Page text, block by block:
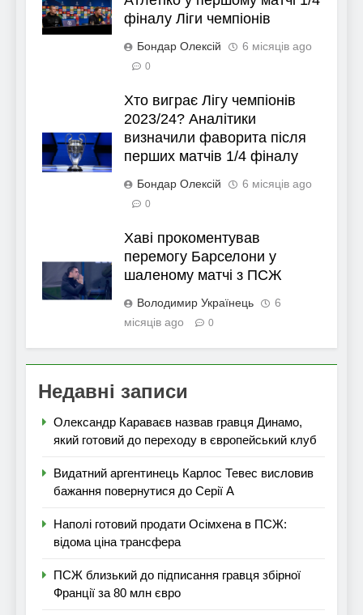
фіналу Ліги чемпіонів
Бондар Олексій 6 місяців ago
0
Хто виграє Лігу чемпіонів
2023/24? Аналітики
визначили фаворита після
перших матчів 1/4 фіналу
Бондар Олексій 6 місяців ago
0
Хаві прокоментував
перемогу Барселони у
шаленому матчі з ПСЖ
Володимир Українець
6
місяців ago
0
Недавні записи
Олександр Караваєв назвав гравця Динамо,
який готовий до переходу в європейський клуб
Видатний аргентинець Карлос Тевес висловив
бажання повернутися до Серії А
Наполі готовий продати Осімхена в ПСЖ:
відома ціна трансфера
ПСЖ близький до підписання гравця збірної
Франції за 80 млн євро